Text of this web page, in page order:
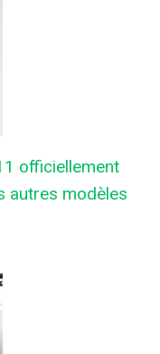
officiellement
autres modèles